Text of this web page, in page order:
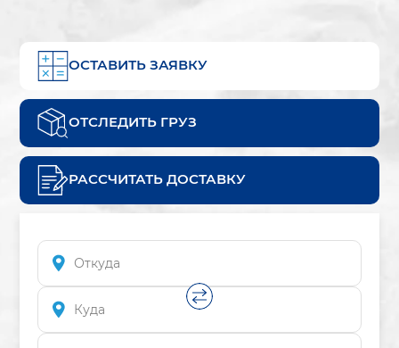
ОСТАВИТЬ ЗАЯВКУ
ОТСЛЕДИТЬ ГРУЗ
РАССЧИТАТЬ ДОСТАВКУ